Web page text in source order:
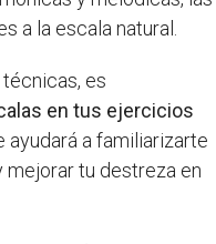
a la escala natural.
es
en tus ejercicios
ayudará a familiarizarte
mejorar tu destreza en